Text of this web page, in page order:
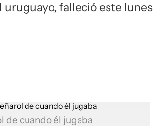
falleció este lunes
de cuando él jugaba